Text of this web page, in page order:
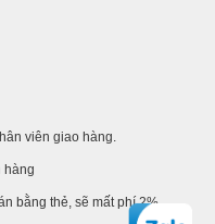
viên giao hàng.
hàng
bằng thẻ, sẽ mất phí 2%